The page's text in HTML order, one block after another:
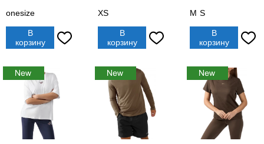
onesize
В
корзину
XS
В
корзину
M S
В
корзину